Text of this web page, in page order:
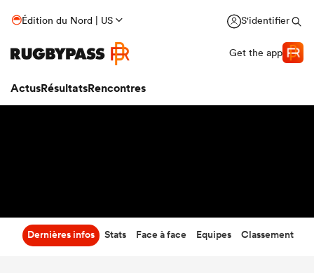
Édition du Nord | US S'identifier
Get the app
ActusRésultatsRencontres
Dernières infos Stats Face à face Equipes Classement